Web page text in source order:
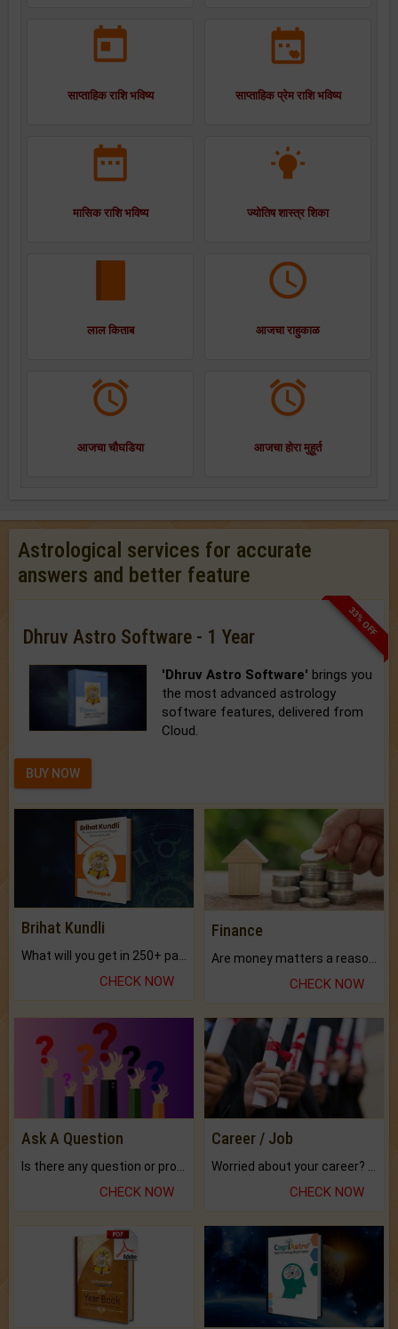
साप्ताहिक राशि भविष्य साप्ताहिक प्रेम राशि भविष्य
मासिक राशि भविष्य ज्योतिष शास्त्र शिका
लाल किताब आजचा राहुकाळ
आजचा चौघडिया आजचा होरा मुहूर्त
Astrological services for accurate
answers and better feature
33% OFF
Dhruv Astro Software - 1 Year
'Dhruv Astro Software' brings you
the most advanced astrology
software features, delivered from
Cloud.
BUY NOW
Brihat Kundli
CHECK NOW
Finance
CHECK NOW
Ask A Question
CHECK NOW
Career / Job
CHECK NOW